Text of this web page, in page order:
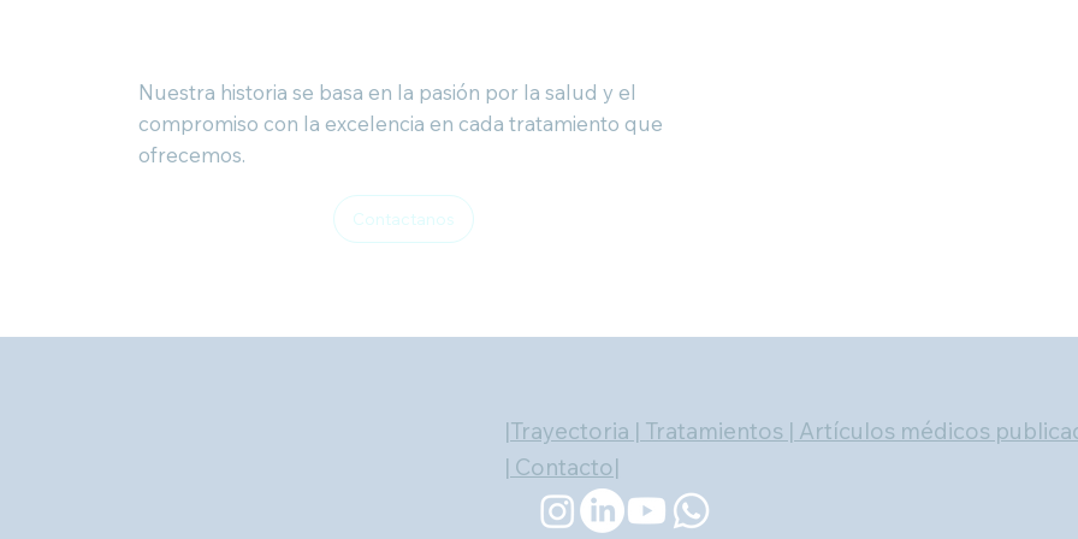
Nuestra historia se basa en la pasión por la salud y el
compromiso con la excelencia en cada tratamiento que
ofrecemos.
Contactanos
|Trayectoria | Tratamientos | Artículos médicos
| Contacto|